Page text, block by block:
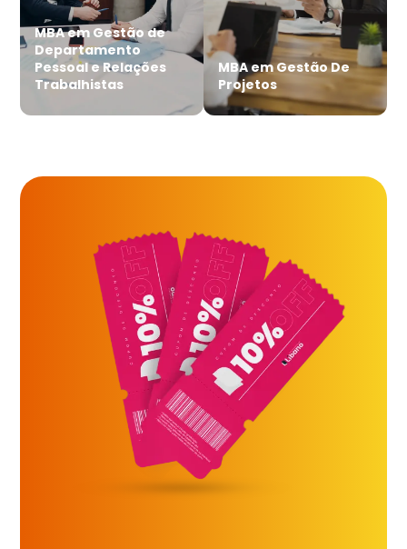
MBA em Gestão de
Departamento
Pessoal e Relações
Trabalhistas
MBA em Gestão De
Projetos